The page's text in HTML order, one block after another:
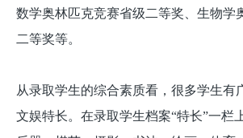
数学奥林匹克竞赛省级二等奖、生物学
二等奖等。
从录取学生的综合素质看，很多学生有
文娱特长。在录取学生档案“特长”一栏